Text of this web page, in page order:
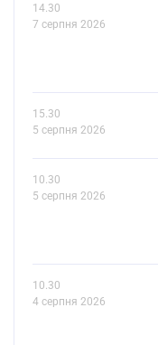
14.30
7 серпня 2026
15.30
5 серпня 2026
10.30
5 серпня 2026
10.30
4 серпня 2026